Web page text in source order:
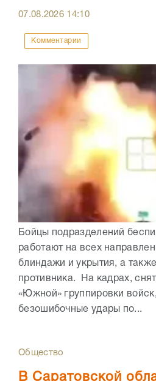
07.08.2026 14:10
Комментарии
Бойцы подразделений
работают на всех
блиндажи и укрытия, а
противника. На кадрах,
«Южной» группировки
безошибочные удары по...
Общество
В Саратовской